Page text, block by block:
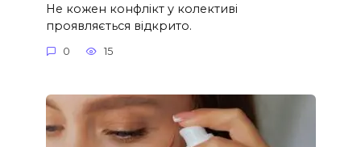
Не кожен конфлікт у колективі
проявляється відкрито.
0 15